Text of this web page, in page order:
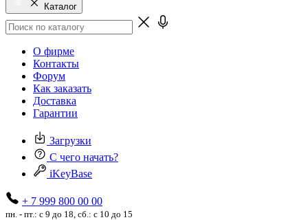
Каталог
О фирме
Контакты
Форум
Как заказать
Доставка
Гарантии
Загрузки
С чего начать?
iKeyBase
+ 7 999 800 00 00
пн. - пт.: с 9 до 18, сб.: с 10 до 15